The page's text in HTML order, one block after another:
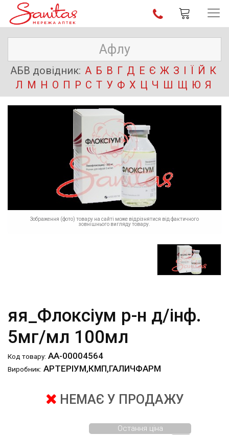
АБВ довідник: А Б В Г Д Е Є Ж З І Ї Й К
Л М Н О П Р С Т У Ф Х Ц Ч Ш Щ Ю Я
Зображення (фото) товару на сайті може відрізнятися від фактичного
зовнішнього вигляду товару.
яя_Флоксіум р-н д/інф.
5мг/мл 100мл
Код товару: АА-00004564
Виробник: АРТЕРІУМ,КМП,ГАЛИЧФАРМ
НЕМАЄ У ПРОДАЖУ
Остання ціна